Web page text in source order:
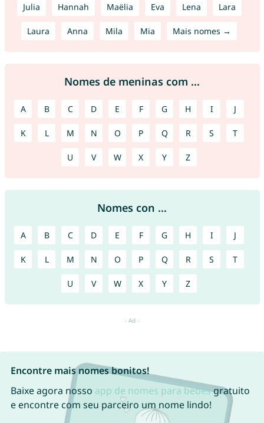
Julia Hannah Maëlia Eva Lena Lara
Laura Anna Mila Mia Mais nomes →
Nomes de meninas com ...
A B C D E F G H I J
K L M N O P Q R S T
U V W X Y Z
Nomes con ...
A B C D E F G H I J
K L M N O P Q R S T
U V W X Y Z
Encontre mais nomes bonitos!
Baixe agora nosso app de nomes para bebêsgratuito
e encontre com seu parceiro um nome lindo!